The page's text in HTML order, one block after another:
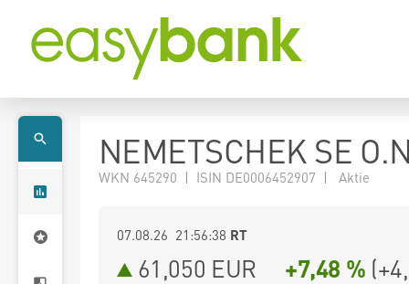
NEMETSCHEK SE
WKN 645290 | ISIN DE0006452907 | Aktie
07.08.26 21:56:38 RT
61,050 EUR +7,48 % (